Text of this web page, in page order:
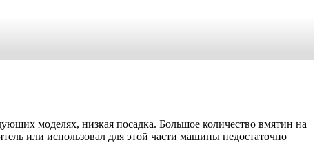
моделях, низкая посадка. Большое количество вмятин на
или использовал для этой части машины недостаточно